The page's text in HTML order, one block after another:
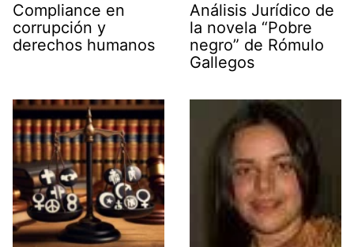
Compliance en
corrupción y
derechos humanos
Análisis Jurídico de
la novela “Pobre
negro” de Rómulo
Gallegos